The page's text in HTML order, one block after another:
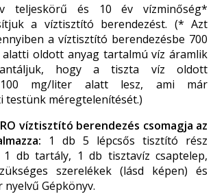
teljeskörű és 10 év vízminőség*
a víztisztító berendezést. (* Azt
a víztisztító berendezésbe 700
oldott anyag tartalmú víz áramlik
hogy a tiszta víz oldott
100 mg/liter alatt lesz, ami már
testünk méregtelenítését.)
víztisztító berendezés csomagja az
1 db 5 lépcsős tisztító rész
1 db tartály, 1 db tisztavíz csaptelep,
szerelékek (lásd képen) és
nyelvű Gépkönyv.